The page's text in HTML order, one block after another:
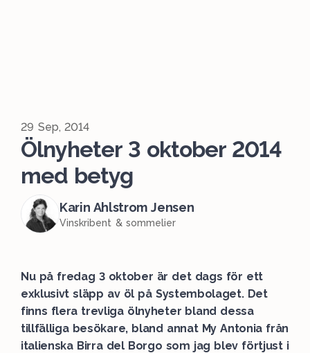
29 Sep, 2014
Ölnyheter 3 oktober 2014
med betyg
Karin Ahlstrom Jensen
Vinskribent & sommelier
Nu på fredag 3 oktober är det dags för ett
exklusivt släpp av öl på Systembolaget. Det
finns flera trevliga ölnyheter bland dessa
tillfälliga besökare, bland annat My Antonia från
italienska Birra del Borgo som jag blev förtjust i